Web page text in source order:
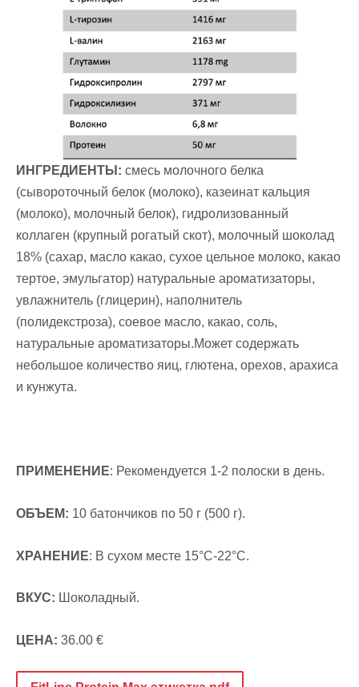
ИНГРЕДИЕНТЫ: смесь молочного белка
(сывороточный белок (молоко), казеинат кальция
(молоко), молочный белок), гидролизованный
коллаген (крупный рогатый скот), молочный шоколад
18% (сахар, масло какао, сухое цельное молоко, какао
тертое, эмульгатор) натуральные ароматизаторы,
увлажнитель (глицерин), наполнитель
(полидекстроза), соевое масло, какао, соль,
натуральные ароматизаторы.Может содержать
небольшое количество яиц, глютена, орехов, арахиса
и кунжута.
ПРИМЕНЕНИЕ: Рекомендуется 1-2 полоски в день.
ОБЪЕМ: 10 батончиков по 50 г (500 г).
ХРАНЕНИЕ: В сухом месте 15°C-22°C.
ВКУС: Шоколадный.
ЦЕНА: 36.00 €